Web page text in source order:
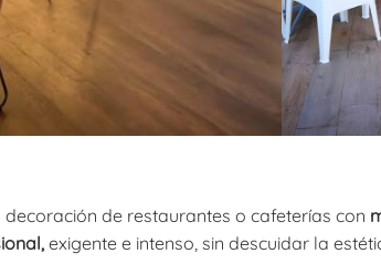
de restaurantes o cafeterías con
exigente e intenso, sin descuidar la